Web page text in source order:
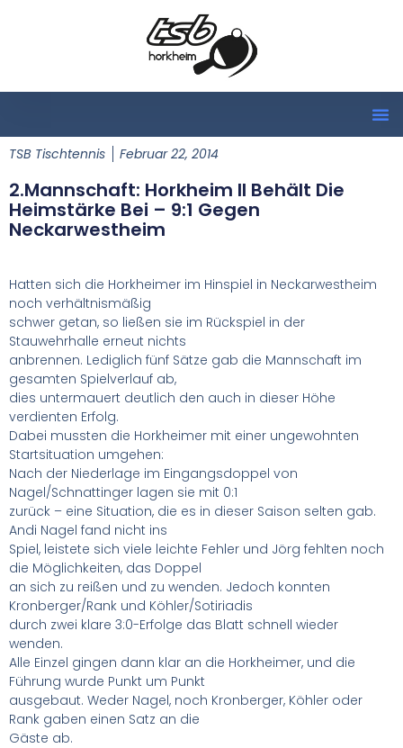
TSB Tischtennis Februar 22, 2014
2.Mannschaft: Horkheim II Behält Die
Heimstärke Bei – 9:1 Gegen
Neckarwestheim
Hatten sich die Horkheimer im Hinspiel in Neckarwestheim
noch verhältnismäßig
schwer getan, so ließen sie im Rückspiel in der
Stauwehrhalle erneut nichts
anbrennen. Lediglich fünf Sätze gab die Mannschaft im
gesamten Spielverlauf ab,
dies untermauert deutlich den auch in dieser Höhe
verdienten Erfolg.
Dabei mussten die Horkheimer mit einer ungewohnten
Startsituation umgehen:
Nach der Niederlage im Eingangsdoppel von
Nagel/Schnattinger lagen sie mit 0:1
zurück – eine Situation, die es in dieser Saison selten gab.
Andi Nagel fand nicht ins
Spiel, leistete sich viele leichte Fehler und Jörg fehlten noch
die Möglichkeiten, das Doppel
an sich zu reißen und zu wenden. Jedoch konnten
Kronberger/Rank und Köhler/Sotiriadis
durch zwei klare 3:0-Erfolge das Blatt schnell wieder
wenden.
Alle Einzel gingen dann klar an die Horkheimer, und die
Führung wurde Punkt um Punkt
ausgebaut. Weder Nagel, noch Kronberger, Köhler oder
Rank gaben einen Satz an die
Gäste ab.